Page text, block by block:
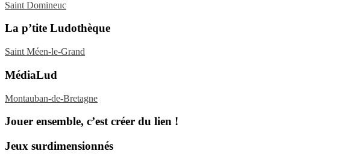
Saint Domineuc
La p’tite Ludothèque
Saint Méen-le-Grand
MédiaLud
Montauban-de-Bretagne
Jouer ensemble, c’est créer du lien !
Jeux surdimensionnés